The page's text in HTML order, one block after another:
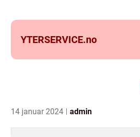
YTERSERVICE.no
14 januar 2024 admin